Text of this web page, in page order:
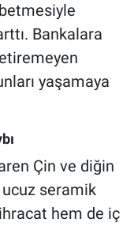
Bankalara
yaşamaya
Çin ve diğin
seramik
hem de iç